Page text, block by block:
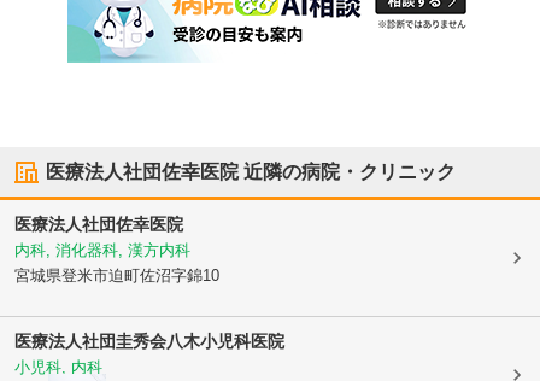
医療法人社団佐幸医院近隣の病院・クリニック
医療法人社団佐幸医院
内科, 消化器科, 漢方内科
宮城県登米市迫町佐沼字錦10
医療法人社団圭秀会八木小児科医院
小児科, 内科